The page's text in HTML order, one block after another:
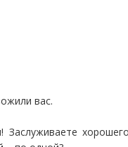
вас.
Заслуживаете